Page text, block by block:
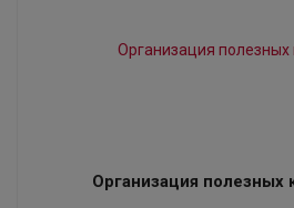
Организация полезных